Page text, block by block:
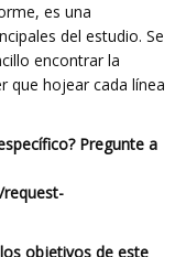
es una
del estudio. Se
encontrar la
que hojear cada línea
Pregunte a
objetivos de este